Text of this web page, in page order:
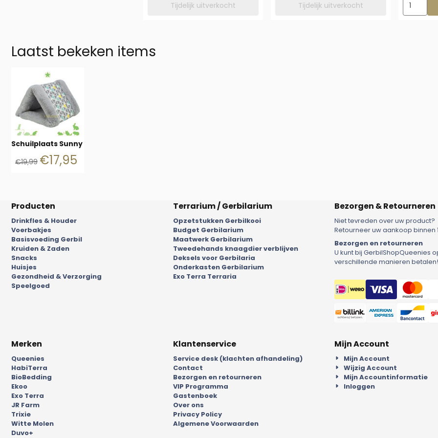
Tijdelijk uitverkocht Tijdelijk uitverkocht
Laatst bekeken items
Schuilplaats Sunny
€19,99 €17,95
Producten
Drinkfles & Houder
Voerbakjes
Basisvoeding Gerbil
Kruiden & Zaden
Snacks
Huisjes
Gezondheid & Verzorging
Speelgoed
Terrarium / Gerbilarium
Opzetstukken Gerbilkooi
Budget Gerbilarium
Maatwerk Gerbilarium
Tweedehands knaagdier verblijven
Deksels voor Gerbilaria
Onderkasten Gerbilarium
Exo Terra Terraria
Bezorgen & Retourneren
Niet tevreden over uw product?
Retourneer uw aankoop binnen
Bezorgen en retourneren
U kunt bij GerbilShopQueenies
verschillende manieren betalen!
Merken
Queenies
HabiTerra
BioBedding
Ekoo
Exo Terra
JR Farm
Trixie
Witte Molen
Duvo+
Klantenservice
Service desk (klachten afhandeling)
Contact
Bezorgen en retourneren
VIP Programma
Gastenboek
Over ons
Privacy Policy
Algemene Voorwaarden
Mijn Account
Mijn Account
Wijzig Account
Mijn Accountinformatie
Inloggen